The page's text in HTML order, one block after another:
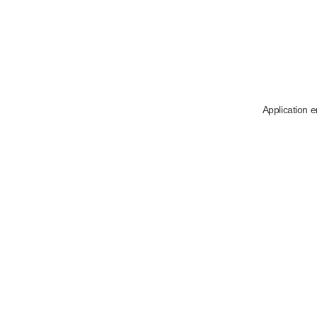
Application